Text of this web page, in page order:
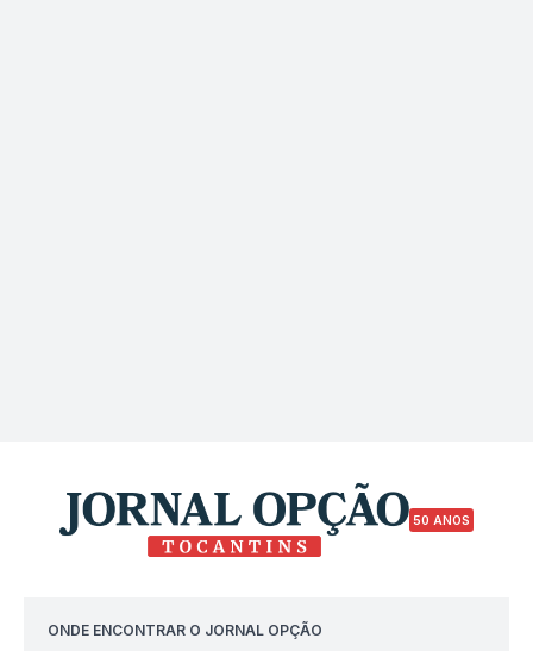
50 ANOS
ONDE ENCONTRAR O JORNAL OPÇÃO